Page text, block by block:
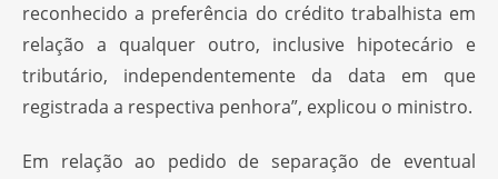
reconhecido a preferência do crédito trabalhista em
relação a qualquer outro, inclusive hipotecário e
tributário, independentemente da data em que
registrada a respectiva penhora”, explicou o ministro.
Em relação ao pedido de separação de eventual